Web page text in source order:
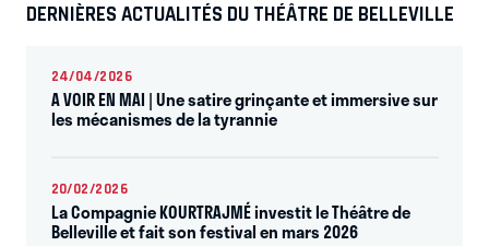
DERNIÈRES ACTUALITÉS DU THÉÂTRE DE BELLEVILLE
24/04/2026
A VOIR EN MAI | Une satire grinçante et immersive sur
les mécanismes de la tyrannie
20/02/2026
La Compagnie KOURTRAJMÉ investit le Théâtre de
Belleville et fait son festival en mars 2026